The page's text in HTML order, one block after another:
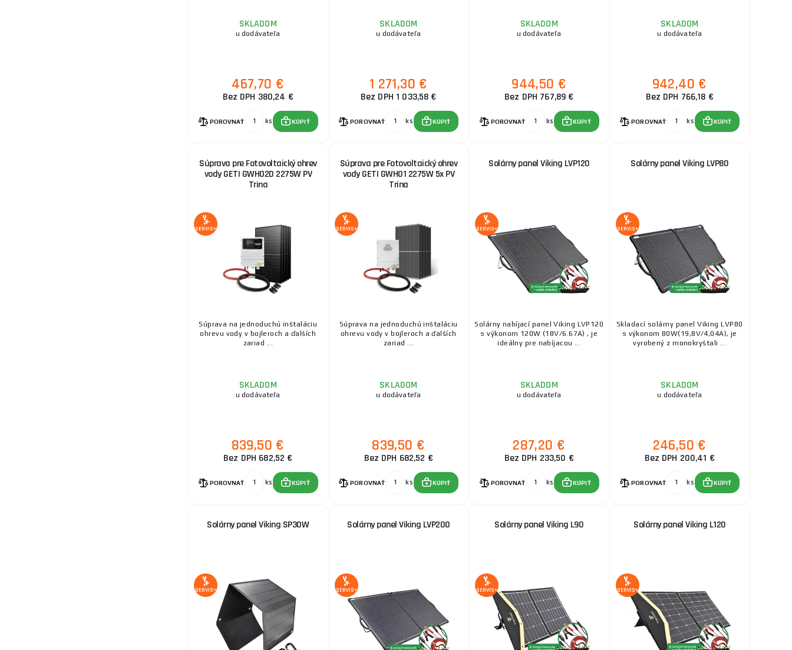
SKLADOM
u dodávateľa
467,70 €
Bez DPH 380,24 €
POROVNAŤ ks KÚPIŤ
SKLADOM
u dodávateľa
1 271,30 €
Bez DPH 1 033,58 €
POROVNAŤ ks KÚPIŤ
SKLADOM
u dodávateľa
944,50 €
Bez DPH 767,89 €
POROVNAŤ ks KÚPIŤ
SKLADOM
u dodávateľa
942,40 €
Bez DPH 766,18 €
POROVNAŤ ks KÚPIŤ
Súprava pre Fotovoltaický ohrev
vody GETI GWH02D 2275W PV
Trina
SERVIS+
Súprava na jednoduchú inštaláciu
ohrevu vody v bojleroch a ďalších
zariad ...
SKLADOM
u dodávateľa
839,50 €
Bez DPH 682,52 €
POROVNAŤ ks KÚPIŤ
Súprava pre Fotovoltaický ohrev
vody GETI GWH01 2275W 5x PV
Trina
SERVIS+
Súprava na jednoduchú inštaláciu
ohrevu vody v bojleroch a ďalších
zariad ...
SKLADOM
u dodávateľa
839,50 €
Bez DPH 682,52 €
POROVNAŤ ks KÚPIŤ
Solárny panel Viking LVP120
SERVIS+
Solárny nabíjací panel Viking LVP120
s výkonom 120W (18V/6.67A) , je
ideálny pre nabíjacou ...
SKLADOM
u dodávateľa
287,20 €
Bez DPH 233,50 €
POROVNAŤ ks KÚPIŤ
Solárny panel Viking LVP80
SERVIS+
Skladací solárny panel Viking LVP80
s výkonom 80W(19,8V/4,04A), je
vyrobený z monokryštali ...
SKLADOM
u dodávateľa
246,50 €
Bez DPH 200,41 €
POROVNAŤ ks KÚPIŤ
Solárny panel Viking SP30W
SERVIS+
Solárny panel Viking LVP200
SERVIS+
Solárny panel Viking L90
SERVIS+
Solárny panel Viking L120
SERVIS+